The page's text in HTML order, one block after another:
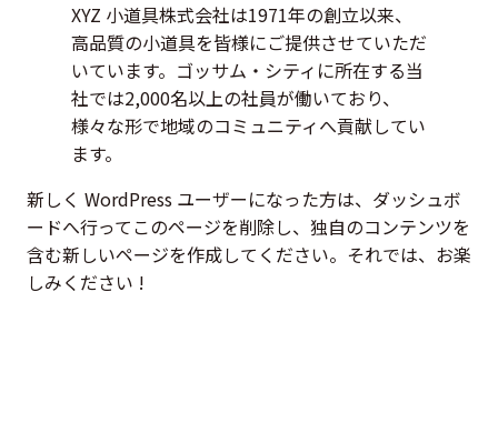
XYZ 小道具株式会社は1971年の創立以来、
高品質の小道具を皆様にご提供させていただ
いています。ゴッサム・シティに所在する当
社では2,000名以上の社員が働いており、
様々な形で地域のコミュニティへ貢献してい
ます。
新しく WordPress ユーザーになった方は、 ダッシュボ
ードへ行ってこのページを削除し、独自のコンテンツを
含む新しいページを作成してください。それでは、お楽
しみください !